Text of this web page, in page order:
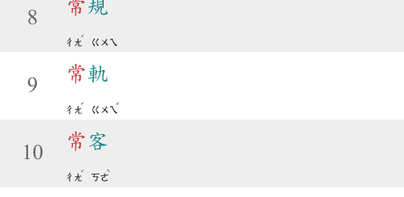
8
常規
ㄔㄤ
ˊ
ㄍㄨㄟ
9
常軌
ㄔㄤ
ˊ
ㄍㄨㄟ
ˇ
10
常 客
ㄔㄤ
ˊ
ㄎㄜ
ˋ